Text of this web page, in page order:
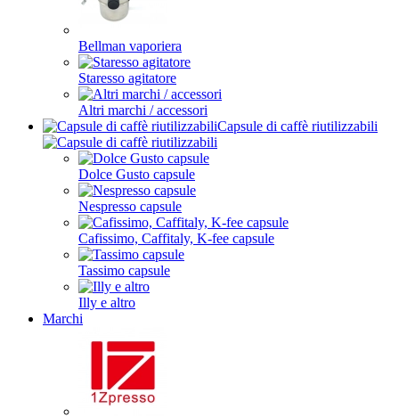
Bellman vaporiera
Staresso agitatore
Altri marchi / accessori
Capsule di caffè riutilizzabili
Dolce Gusto capsule
Nespresso capsule
Cafissimo, Caffitaly, K-fee capsule
Tassimo capsule
Illy e altro
Marchi